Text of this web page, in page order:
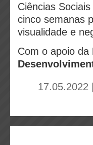
Ciências
cinco semanas
visualidade e
Com o apoio da
17.05.2022